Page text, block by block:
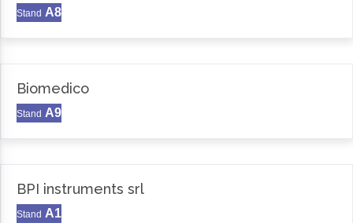
Stand A8
Biomedico
Stand A9
BPI instruments srl
Stand A1